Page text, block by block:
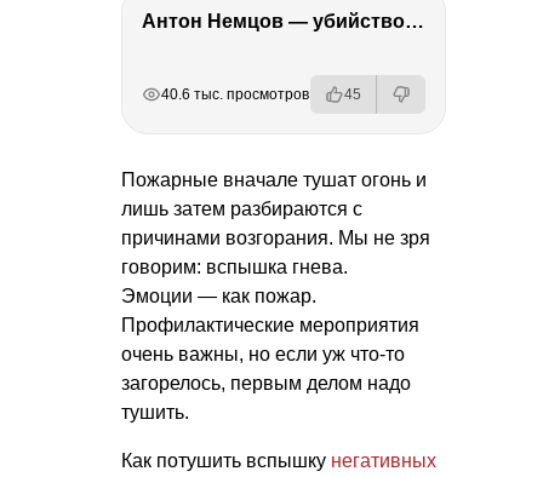
Антон Немцов — убийство Бориса Немцова, переезд в Дубай, семья и политика
40.6 тыс. просмотров 45
Пожарные вначале тушат огонь и
лишь затем разбираются с
причинами возгорания. Мы не зря
говорим: вспышка гнева.
Эмоции — как пожар.
Профилактические мероприятия
очень важны, но если уж что-то
загорелось, первым делом надо
тушить.
Как потушить вспышку негативных